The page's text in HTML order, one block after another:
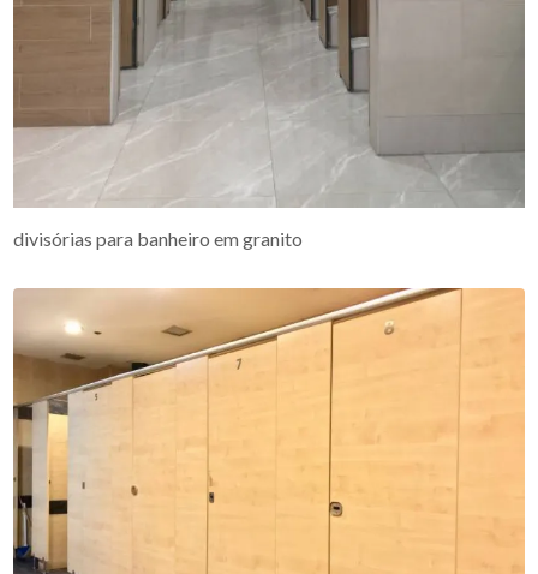
divisórias para banheiro em granito